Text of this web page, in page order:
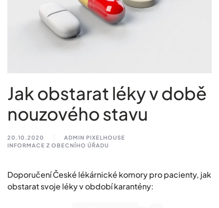
Jak obstarat léky v době
nouzového stavu
20.10.2020
ADMIN PIXELHOUSE
INFORMACE Z OBECNÍHO ÚŘADU
Doporučení České lékárnické komory pro pacienty, jak
obstarat svoje léky v období karantény: